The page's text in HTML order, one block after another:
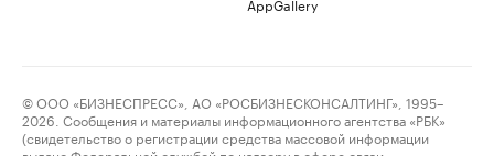
© ООО «БИЗНЕСПРЕСС», АО «РОСБИЗНЕСКОНСАЛТИНГ», 1995–
2026. Сообщения и материалы информационного агентства «РБК»
(свидетельство о регистрации средства массовой информации